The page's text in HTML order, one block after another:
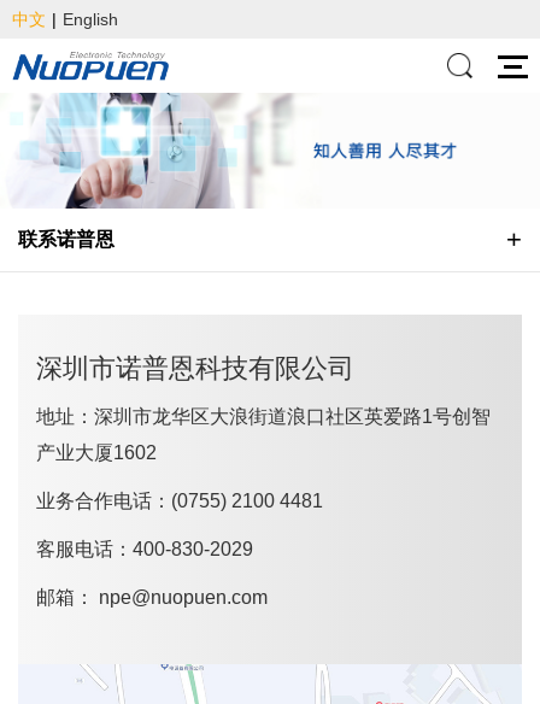
中文 | English
联系诺普恩
深圳市诺普恩科技有限公司
地址：深圳市龙华区大浪街道浪口社区英爱路1号创智
产业大厦1602
业务合作电话：(0755) 2100 4481
客服电话：400-830-2029
邮箱： npe@nuopuen.com